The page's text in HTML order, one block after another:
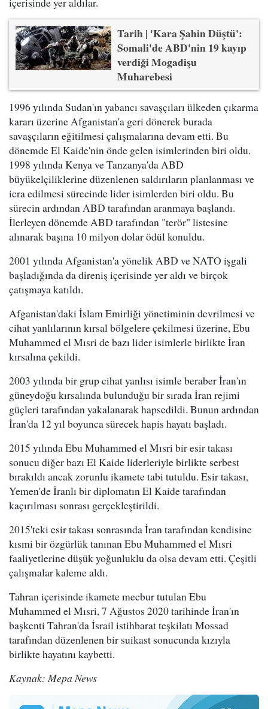
Tarih | 'Kara Şahin Düştü':
Somali'de ABD'nin 19 kayıp
verdiği Mogadişu
Muharebesi
1996 yılında Sudan'ın yabancı savaşçıları ülkeden çıkarma
kararı üzerine Afganistan'a geri dönerek burada
savaşçıların eğitilmesi çalışmalarına devam etti. Bu
dönemde El Kaide'nin önde gelen isimlerinden biri oldu.
1998 yılında Kenya ve Tanzanya'da ABD
büyükelçiliklerine düzenlenen saldırıların planlanması ve
icra edilmesi sürecinde lider isimlerden biri oldu. Bu
sürecin ardından ABD tarafından aranmaya başlandı.
İlerleyen dönemde ABD tarafından "terör" listesine
alınarak başına 10 milyon dolar ödül konuldu.
2001 yılında Afganistan'a yönelik ABD ve NATO işgali
başladığında da direniş içerisinde yer aldı ve birçok
çatışmaya katıldı.
Afganistan'daki İslam Emirliği yönetiminin devrilmesi ve
cihat yanlılarının kırsal bölgelere çekilmesi üzerine, Ebu
Muhammed el Mısri de bazı lider isimlerle birlikte İran
kırsalına çekildi.
2003 yılında bir grup cihat yanlısı isimle beraber İran'ın
güneydoğu kırsalında bulunduğu bir sırada İran rejimi
güçleri tarafından yakalanarak hapsedildi. Bunun ardından
İran'da 12 yıl boyunca sürecek hapis hayatı başladı.
2015 yılında Ebu Muhammed el Mısri bir esir takası
sonucu diğer bazı El Kaide liderleriyle birlikte serbest
bırakıldı ancak zorunlu ikamete tabi tutuldu. Esir takası,
Yemen'de İranlı bir diplomatın El Kaide tarafından
kaçırılması sonrası gerçekleştirildi.
2015'teki esir takası sonrasında İran tarafından kendisine
kısmi bir özgürlük tanınan Ebu Muhammed el Mısri
faaliyetlerine düşük yoğunluklu da olsa devam etti. Çeşitli
çalışmalar kaleme aldı.
Tahran içerisinde ikamete mecbur tutulan Ebu
Muhammed el Mısri, 7 Ağustos 2020 tarihinde İran'ın
başkenti Tahran'da İsrail istihbarat teşkilatı Mossad
tarafından düzenlenen bir suikast sonucunda kızıyla
birlikte hayatını kaybetti.
Kaynak: Mepa News